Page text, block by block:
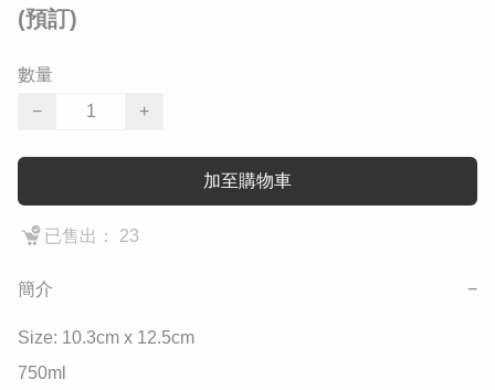
(預訂)
數量
−
+
加至購物車
已售出： 23
簡介 −
Size: 10.3cm x 12.5cm
750ml